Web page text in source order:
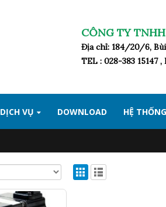
CÔNG TY
Địa chỉ: 184/20/6, Bùi
TEL : 028-383 15147
DỊCH VỤ DOWNLOAD HỆ